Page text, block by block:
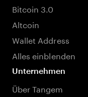
Bitcoin 3.0
Altcoin
Wallet Address
Alles einblenden
Unternehmen
Über Tangem